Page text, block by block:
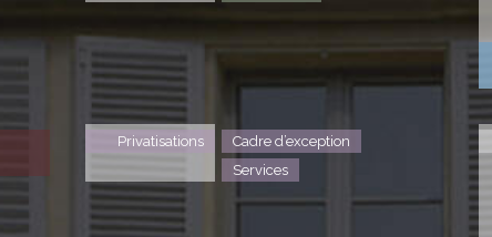
Privatisations
Cadre d’exception
Services